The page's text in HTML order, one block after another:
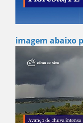
imagem abaixo